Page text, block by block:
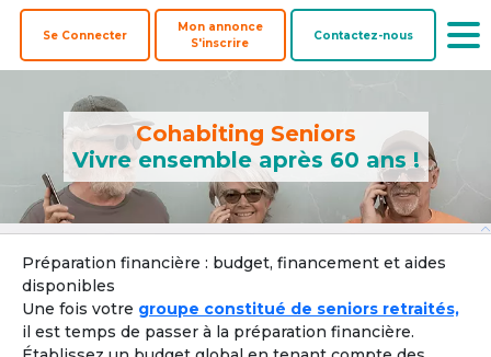
Se Connecter
Mon annonce
S'inscrire
Contactez-nous
Cohabiting Seniors
Vivre ensemble après 60 ans !
Préparation financière : budget, financement et aides
disponibles
Une fois votre groupe constitué de seniors retraités,
il est temps de passer à la préparation financière.
Colocataires
Offre une
colocation
acheteurs
Biens à
coacheter
Pays ?